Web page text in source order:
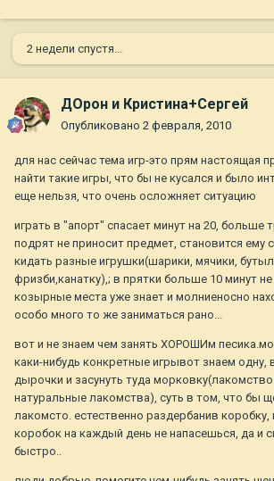
2 недели спустя...
ДОрон и Кристина+Сергей
Опубликовано 2 февраля, 2010
для нас сейчас тема игр-это прям настоящая
найти такие игры, что бы не кусался и было
еще нельзя, что очень осложняет ситуацию
играть в "апорт" спасает минут на 20, больше
подрят не приносит предмет, становится ему
кидать разные игрушки(шарики, мячики,
фризби,канатку),; в прятки больше 10 минут
козырные места уже знает и молниеносно
особо много то же заниматься рано...
вот и не знаем чем занять ХОРОШИм
каки-нибудь конкретные игрывот знаем одну,
дырочки и засунуть туда
натуральные лакомства), суть в том, что бы
лакомсто. естественно раздербанив
коробок на каждый день не напасешься, да и
быстро..